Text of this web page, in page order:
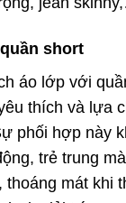
short
áo lớp với
thích và lựa
phối hợp này
trẻ trung
thoáng mát khi